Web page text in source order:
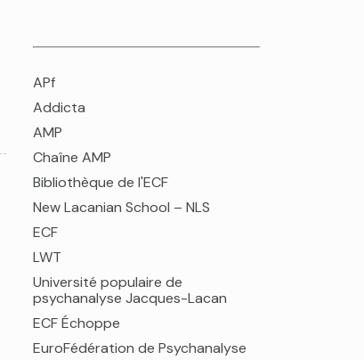
APf
Addicta
AMP
Chaîne AMP
Bibliothèque de l'ECF
New Lacanian School – NLS
ECF
LWT
Université populaire de
psychanalyse Jacques-Lacan
ECF Échoppe
EuroFédération de Psychanalyse